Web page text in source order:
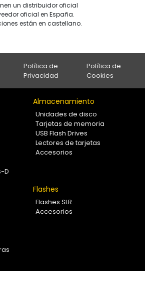
un distribuidor oficial
oficial en España.
están en castellano.
Política de
Privacidad
Política de
Cookies
D
Almacenamiento
Unidades de disco
Tarjetas de memoria
USB Flash Drives
Lectores de tarjetas
Accesorios
Flashes
Flashes SLR
Accesorios